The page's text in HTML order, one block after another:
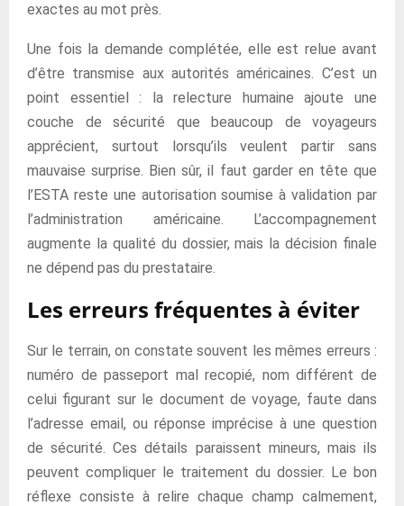
exactes au mot près.
Une fois la demande complétée, elle est relue avant
d’être transmise aux autorités américaines. C’est un
point essentiel : la relecture humaine ajoute une
couche de sécurité que beaucoup de voyageurs
apprécient, surtout lorsqu’ils veulent partir sans
mauvaise surprise. Bien sûr, il faut garder en tête que
l’ESTA reste une autorisation soumise à validation par
l’administration américaine. L’accompagnement
augmente la qualité du dossier, mais la décision finale
ne dépend pas du prestataire.
Les erreurs fréquentes à éviter
Sur le terrain, on constate souvent les mêmes erreurs :
numéro de passeport mal recopié, nom différent de
celui figurant sur le document de voyage, faute dans
l’adresse email, ou réponse imprécise à une question
de sécurité. Ces détails paraissent mineurs, mais ils
peuvent compliquer le traitement du dossier. Le bon
réflexe consiste à relire chaque champ calmement,